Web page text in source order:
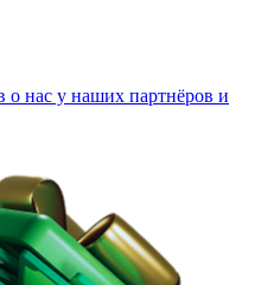
о нас у наших партнёров и